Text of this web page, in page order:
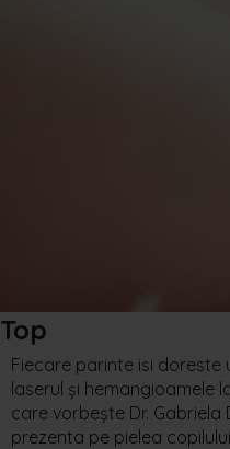
Top
Fiecare parinte isi doreste
laserul și hemangioamele
care vorbește Dr. Gabriela
prezenta pe pielea